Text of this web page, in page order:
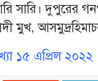
সারি। দুপুরের
মুখ,
১৫ এপ্রিল ২০২২